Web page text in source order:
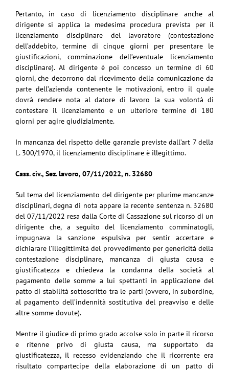
Pertanto, in caso di licenziamento disciplinare anche al
dirigente si applica la medesima procedura prevista per il
licenziamento disciplinare del lavoratore (contestazione
dell’addebito, termine di cinque giorni per presentare le
giustificazioni, comminazione dell’eventuale licenziamento
disciplinare). Al dirigente è poi concesso un termine di 60
giorni, che decorrono dal ricevimento della comunicazione da
parte dell’azienda contenente le motivazioni, entro il quale
dovrà rendere nota al datore di lavoro la sua volontà di
contestare il licenziamento e un ulteriore termine di 180
giorni per agire giudizialmente.
In mancanza del rispetto delle garanzie previste dall’art 7 della
L. 300/1970, il licenziamento disciplinare è illegittimo.
Cass. civ., Sez. lavoro, 07/11/2022, n. 32680
Sul tema del licenziamento del dirigente per plurime mancanze
disciplinari, degna di nota appare la recente sentenza n. 32680
del 07/11/2022 resa dalla Corte di Cassazione sul ricorso di un
dirigente che, a seguito del licenziamento comminatogli,
impugnava la sanzione espulsiva per sentir accertare e
dichiarare l’illegittimità del provvedimento per genericità della
contestazione disciplinare, mancanza di giusta causa e
giustificatezza e chiedeva la condanna della società al
pagamento delle somme a lui spettanti in applicazione del
patto di stabilità sottoscritto tra le parti (ovvero, in subordine,
al pagamento dell’indennità sostitutiva del preavviso e delle
altre somme dovute).
Mentre il giudice di primo grado accolse solo in parte il ricorso
e ritenne privo di giusta causa, ma supportato da
giustificatezza, il recesso evidenziando che il ricorrente era
risultato compartecipe della elaborazione di un patto di